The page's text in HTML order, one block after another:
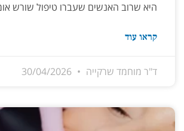
היא שרוב האנשים שעברו טיפול שורש
קראו עוד
ד"ר מוחמד שרקייה